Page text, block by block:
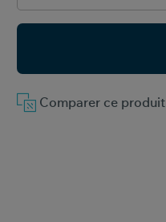
Comparer ce produit